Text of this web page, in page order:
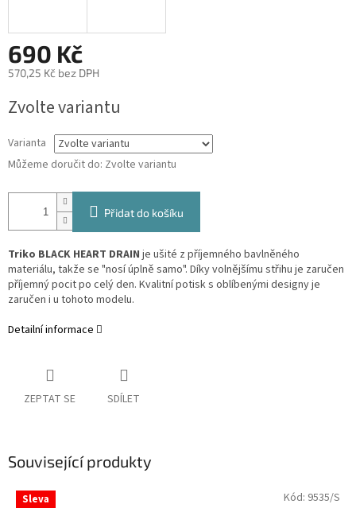
690 Kč
570,25 Kč bez DPH
cena:
Zvolte variantu
Varianta
Můžeme doručit do: Zvolte variantu
Přidat do košíku
Triko BLACK HEART DRAIN je ušité z příjemného bavlněného
materiálu, takže se "nosí úplně samo". Díky volnějšímu střihu je zaručen
příjemný pocit po celý den. Kvalitní potisk s oblíbenými designy je
zaručen i u tohoto modelu.
Detailní informace
ZEPTAT SE SDÍLET
Související produkty
Sleva Kód: 9535/S